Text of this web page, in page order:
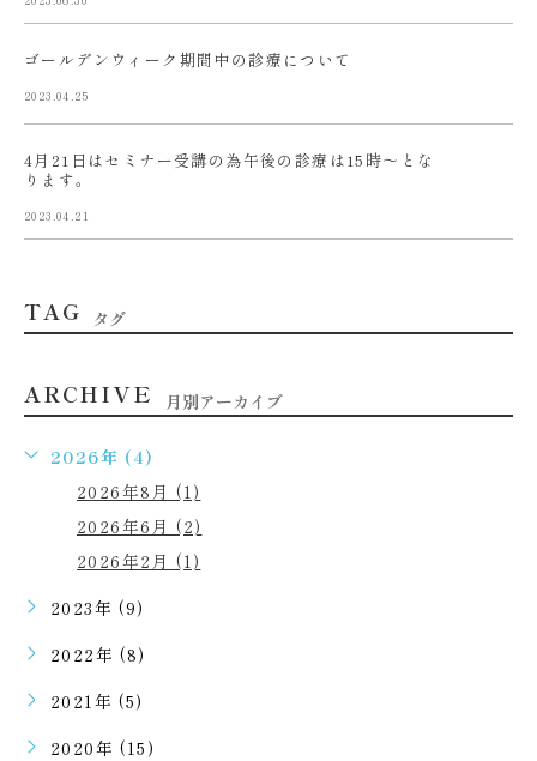
ゴールデンウィーク期間中の診療について
2023.04.25
4月21日はセミナー受講の為午後の診療は15時〜とな
ります。
2023.04.21
TAG タグ
ARCHIVE 月別アーカイブ
2026年 (4)
2026年8月 (1)
2026年6月 (2)
2026年2月 (1)
2023年 (9)
2022年 (8)
2021年 (5)
2020年 (15)